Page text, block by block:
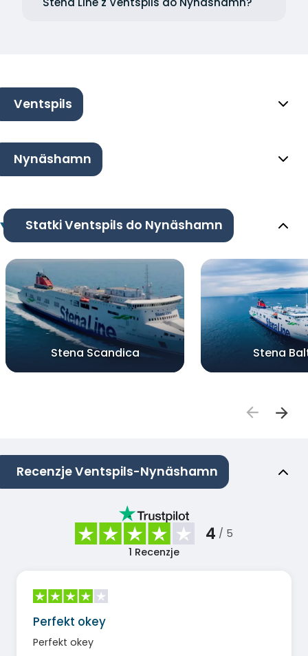
Ventspils
Nynäshamn
Statki Ventspils do Nynäshamn
Stena Scandica Stena
Recenzje Ventspils-Nynäshamn
4 / 5
1 Recenzje
Perfekt okey
Perfekt okey